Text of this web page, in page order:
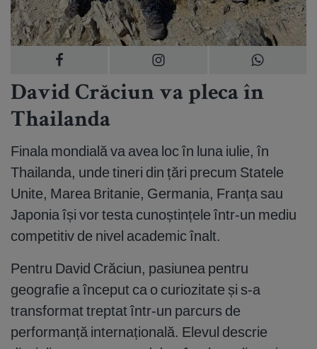
David Crăciun va pleca în
Thailanda
Finala mondială va avea loc în luna iulie, în
Thailanda, unde tineri din țări precum Statele
Unite, Marea Britanie, Germania, Franța sau
Japonia își vor testa cunoștințele într-un mediu
competitiv de nivel academic înalt.
Pentru David Crăciun, pasiunea pentru
geografie a început ca o curiozitate și s-a
transformat treptat într-un parcurs de
performanță internațională. Elevul descrie